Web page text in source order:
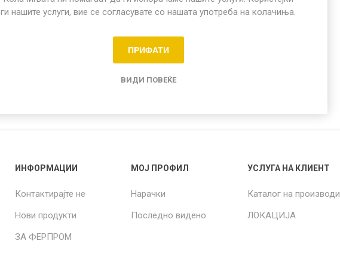
ИНФОРМАЦИИ
Контактирајте не
Нови продукти
ЗА ФЕРПРОМ
МОЈ ПРОФИЛ
Нарачки
Последно видено
УСЛУГА НА КЛИЕНТ
Каталог на производи
ЛОКАЦИЈА
ги нашите услуги, вие се согласувате со нашата употреба на колачиња.
ПРИФАТИ
ВИДИ ПОВЕЌЕ